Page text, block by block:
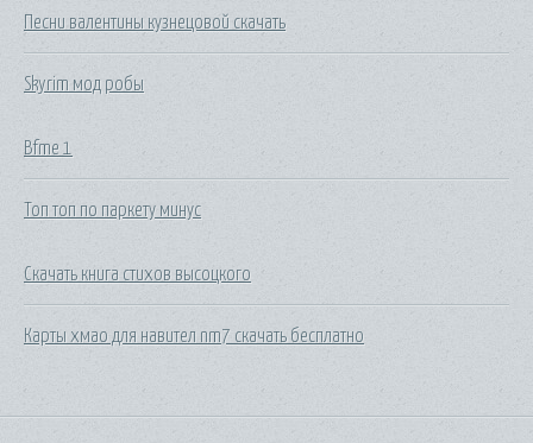
Песни валентины кузнецовой скачать
Skyrim мод робы
Bfme 1
Топ топ по паркету минус
Скачать книга стихов высоцкого
Карты хмао для навител nm7 скачать бесплатно